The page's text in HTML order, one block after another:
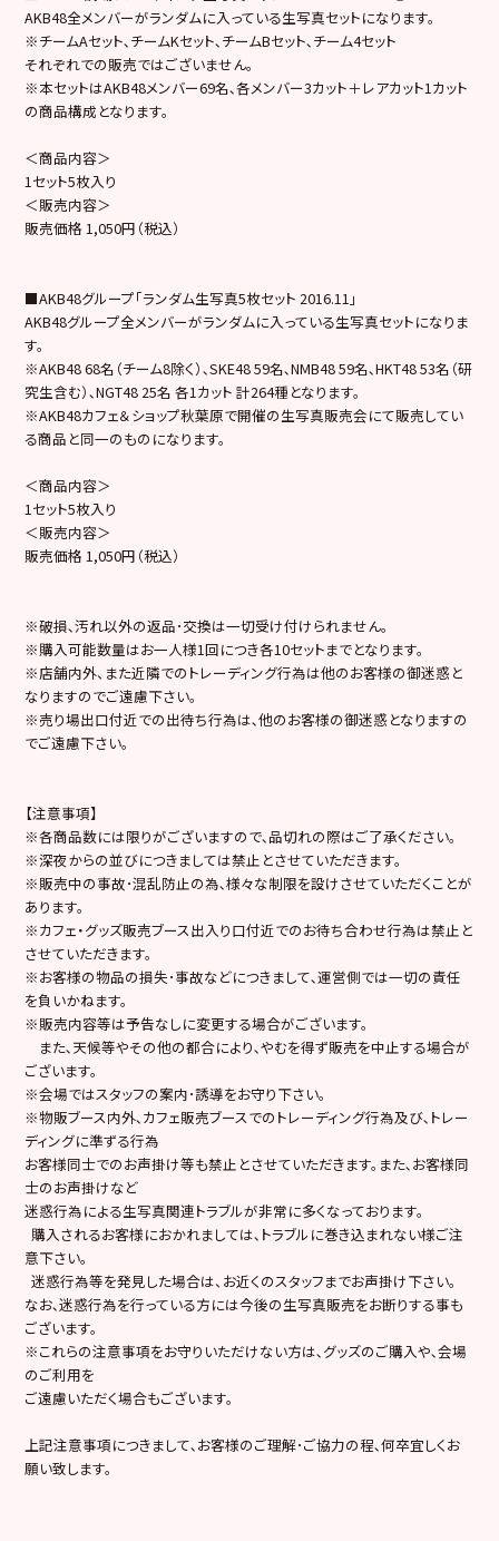
AKB48全メンバーがランダムに入っている生写真セットになります。
※チームAセット､チームKセット､チームBセット､チーム4セット
それぞれでの販売ではございません。
※本セットはAKB48メンバー69名､各メンバー3カット＋レアカット1カット
の商品構成となります。
＜商品内容＞
1セット5枚入り
＜販売内容＞
販売価格 1,050円（税込）
■AKB48グループ「ランダム生写真5枚セット 2016.11」
AKB48グループ全メンバーがランダムに入っている生写真セットになりま
す。
※AKB48 68名（チーム8除く）､SKE48 59名､NMB48 59名､HKT48 53名（研
究生含む）､NGT48 25名 各1カット 計264種となります。
※AKB48カフェ＆ショップ秋葉原で開催の生写真販売会にて販売してい
る商品と同一のものになります。
＜商品内容＞
1セット5枚入り
＜販売内容＞
販売価格 1,050円（税込）
※破損､汚れ以外の返品･交換は一切受け付けられません。
※購入可能数量はお一人様1回につき各10セットまでとなります。
※店舗内外、また近隣でのトレーディング行為は他のお客様の御迷惑と
なりますのでご遠慮下さい。
※売り場出口付近での出待ち行為は､他のお客様の御迷惑となりますの
でご遠慮下さい。
【注意事項】
※各商品数には限りがございますので､品切れの際はご了承ください。
※深夜からの並びにつきましては禁止とさせていただきます。
※販売中の事故･混乱防止の為､様々な制限を設けさせていただくことが
あります。
※カフェ・グッズ販売ブース出入り口付近でのお待ち合わせ行為は禁止と
させていただきます。
※お客様の物品の損失･事故などにつきまして､運営側では一切の責任
を負いかねます。
※販売内容等は予告なしに変更する場合がございます。
また､天候等やその他の都合により､やむを得ず販売を中止する場合が
ございます。
※会場ではスタッフの案内･誘導をお守り下さい。
※物販ブース内外､カフェ販売ブースでのトレーディング行為及び､トレー
ディングに準ずる行為
お客様同士でのお声掛け等も禁止とさせていただきます。また､お客様同
士のお声掛けなど
迷惑行為による生写真関連トラブルが非常に多くなっております。
購入されるお客様におかれましては､トラブルに巻き込まれない様ご注
意下さい。
迷惑行為等を発見した場合は、お近くのスタッフまでお声掛け下さい。
なお､迷惑行為を行っている方には今後の生写真販売をお断りする事も
ございます。
※これらの注意事項をお守りいただけない方は､グッズのご購入や､会場
のご利用を
ご遠慮いただく場合もございます。
上記注意事項につきまして､お客様のご理解･ご協力の程､何卒宜しくお
願い致します。